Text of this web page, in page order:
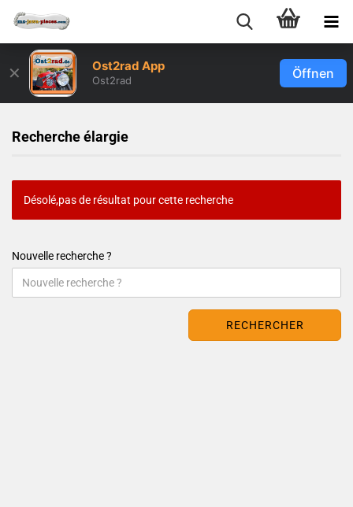
✕ Ost2rad App
Ost2rad Öffnen
Recherche élargie
Désolé,pas de résultat pour cette recherche
Nouvelle recherche ?
RECHERCHER